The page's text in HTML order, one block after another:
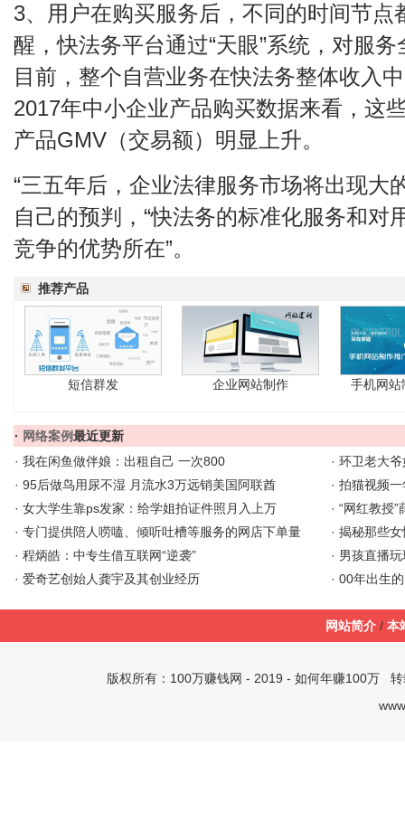
3、用户在购买服务后，不同的时间节点
醒，快法务平台通过“天眼”系统，对服
目前，整个自营业务在快法务整体收入
2017年中小企业产品购买数据来看，这
产品GMV（交易额）明显上升。
“三五年后，企业法律服务市场将出现大
自己的预判，“快法务的标准化服务和对
竞争的优势所在”。
推荐产品
短信群发 企业网站制作 手机网
· 网络案例最近更新
· 我在闲鱼做伴娘：出租自己 一次800 · 环卫老大
· 95后做鸟用尿不湿 月流水3万远销美国阿联酋 · 拍猫视频
· 女大学生靠ps发家：给学姐拍证件照月入上万 · “网红教授
· 专门提供陪人唠嗑、倾听吐槽等服务的网店下单量 · 揭秘那些
· 程炳皓：中专生借互联网“逆袭” · 男孩直播
· 爱奇艺创始人龚宇及其创业经历 · 00年出生
网站简介 / 本
版权所有： 100万赚钱网 - 2019 -如何年赚100万 转